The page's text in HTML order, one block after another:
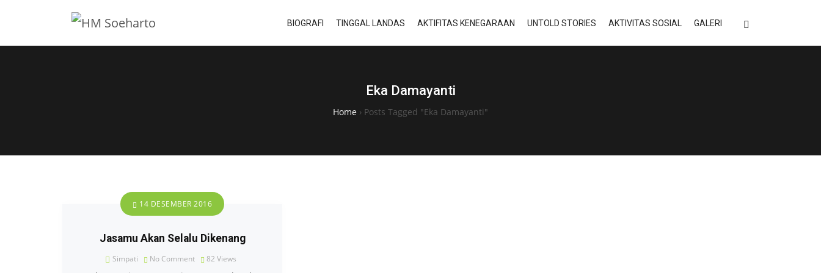
BIOGRAFI TINGGAL LANDAS AKTIFITAS KENEGARAAN UNTOLD STORIES AKTIVITAS SOSIAL GALERI
Eka Damayanti
Home › Posts Tagged "Eka Damayanti"
14 DESEMBER 2016
Jasamu Akan Selalu Dikenang
Simpati No Comment 82 Views